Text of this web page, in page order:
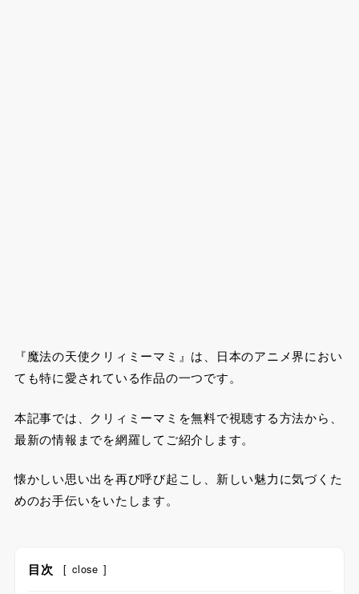
『魔法の天使クリィミーマミ』は、日本のアニメ界におい
ても特に愛されている作品の一つです。
本記事では、クリィミーマミを無料で視聴する方法から、
最新の情報までを網羅してご紹介します。
懐かしい思い出を再び呼び起こし、新しい魅力に気づくた
めのお手伝いをいたします。
目次 [ close ]